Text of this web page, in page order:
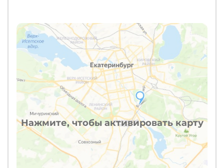
Нажмите, чтобы активировать карту